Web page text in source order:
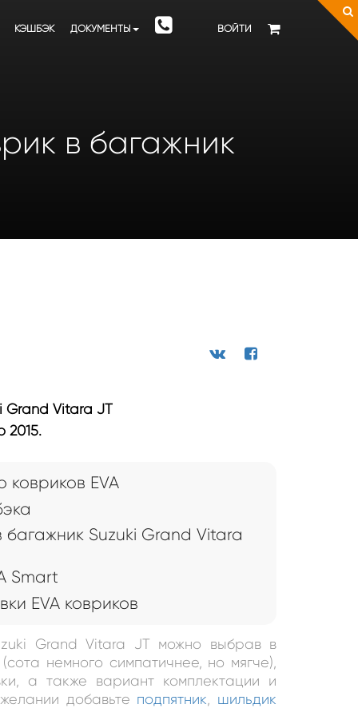
ВОЙТИ
КЭШБЭК ДОКУМЕНТЫ
в багажник
Grand Vitara JT
2015.
EVA
Suzuki Grand Vitara
Smart
EVA ковриков
Grand Vitara JT можно выбрав в
немного симпатичнее, но мягче),
а также вариант комплектации и
добавьте подпятник шильдик